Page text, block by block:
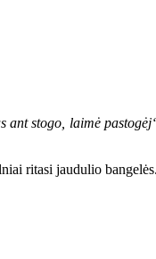
stogo, laimė
ritasi jaudulio bangelės.